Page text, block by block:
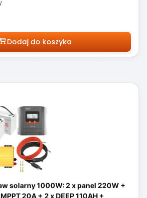
Dodaj do koszyka
solarny 1000W: 2 x panel 220W +
20A + 2 x DEEP 110AH +